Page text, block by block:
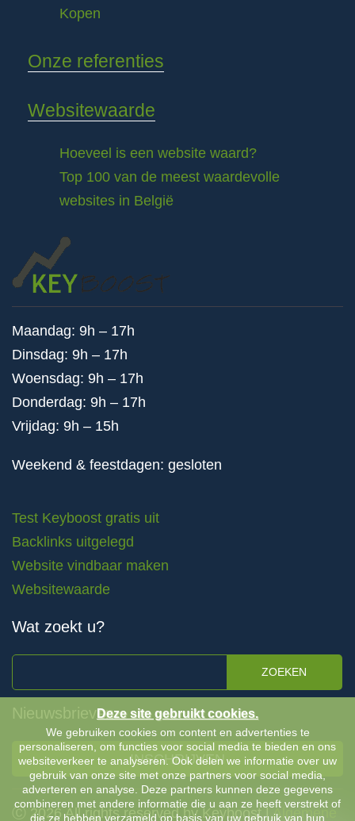
Kopen
Onze referenties
Websitewaarde
Hoeveel is een website waard?
Top 100 van de meest waardevolle
websites in België
Maandag: 9h – 17h
Dinsdag: 9h – 17h
Woensdag: 9h – 17h
Donderdag: 9h – 17h
Vrijdag: 9h – 15h
Weekend & feestdagen: gesloten
Test Keyboost gratis uit
Backlinks uitgelegd
Website vindbaar maken
Websitewaarde
Wat zoekt u?
ZOEKEN
Nieuwsbrieven
INSCHRIJVEN
Ⓒ 2026 All rights reserved by Keyboost |Algemene
Deze site gebruikt cookies.
We gebruiken cookies om content en advertenties te
personaliseren, om functies voor social media te bieden en ons
websiteverkeer te analyseren. Ook delen we informatie over uw
gebruik van onze site met onze partners voor social media,
adverteren en analyse. Deze partners kunnen deze gegevens
combineren met andere informatie die u aan ze heeft verstrekt of
die ze hebben verzameld op basis van uw gebruik van hun